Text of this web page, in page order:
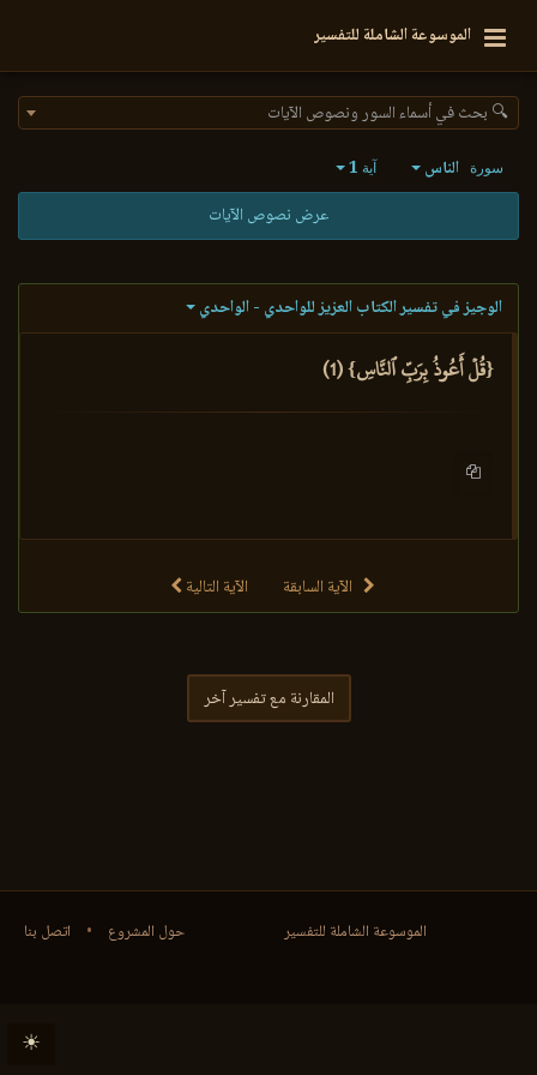
الموسوعة الشاملة للتفسير
🔍 بحث في أسماء السور ونصوص الآيات
سورة الناس آية 1
عرض نصوص الآيات
الوجيز في تفسير الكتاب العزيز للواحدي - الواحدي
{قُلۡ أَعُوذُ بِرَبِّ ٱلنَّاسِ} (1)
الآية السابقة الآية التالية
المقارنة مع تفسير آخر
حول المشروع • اتصل بنا الموسوعة الشاملة للتفسير
☀